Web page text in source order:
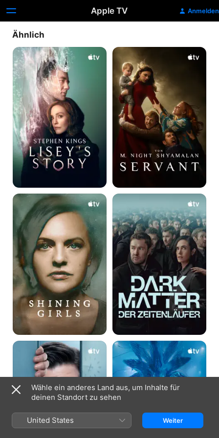
Apple TV Anmelden
Ähnlich
Lisey's
Story
Servant
Shining
Girls
Dark
–
Der
Zeitenläufer
Severance Infiltration
Wähle ein anderes Land aus, um Inhalte für
deinen Standort zu sehen
United States Weiter